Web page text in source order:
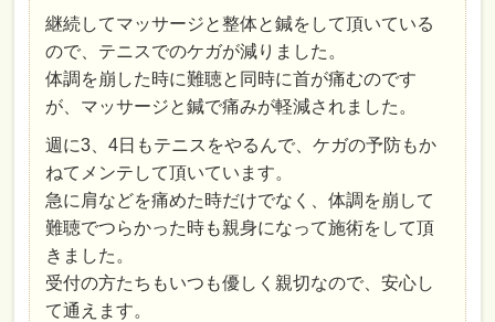
継続してマッサージと整体と鍼をして頂いている
ので、テニスでのケガが減りました。
体調を崩した時に難聴と同時に首が痛むのです
が、マッサージと鍼で痛みが軽減されました。
週に3、4日もテニスをやるんで、ケガの予防もか
ねてメンテして頂いています。
急に肩などを痛めた時だけでなく、体調を崩して
難聴でつらかった時も親身になって施術をして頂
きました。
受付の方たちもいつも優しく親切なので、安心し
て通えます。